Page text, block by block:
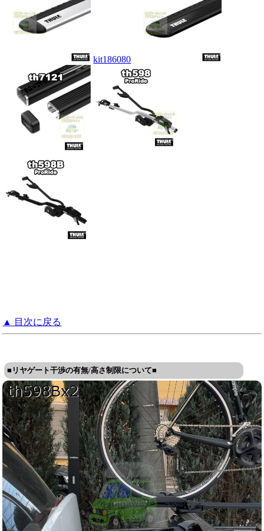
kit186080
▲ 目次に戻る
■リヤゲート干渉の有無/高さ制限について■